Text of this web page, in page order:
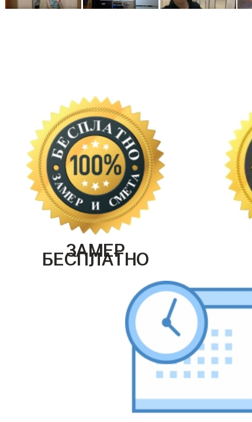
ЗАМЕР
БЕСПЛАТНО